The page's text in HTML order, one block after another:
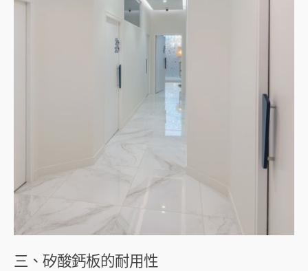
三、矽酸鈣板的耐用性